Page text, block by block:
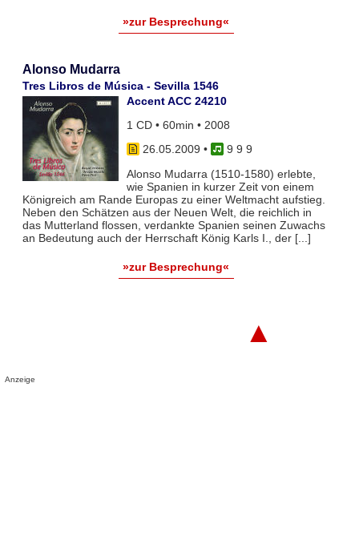
»zur Besprechung«
Alonso Mudarra
Tres Libros de Música - Sevilla 1546
Accent ACC 24210
1 CD • 60min • 2008
26.05.2009 •
9 9 9
Alonso Mudarra (1510-1580) erlebte,
wie Spanien in kurzer Zeit von einem
Königreich am Rande Europas zu einer Weltmacht aufstieg.
Neben den Schätzen aus der Neuen Welt, die reichlich in
das Mutterland flossen, verdankte Spanien seinen Zuwachs
an Bedeutung auch der Herrschaft König Karls I., der [...]
»zur Besprechung«
▲
Anzeige